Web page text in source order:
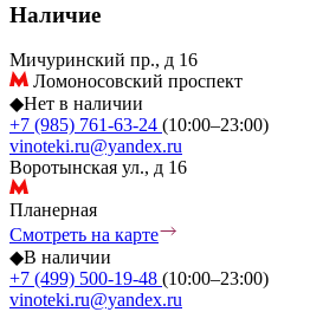
Наличие
Мичуринский пр., д 16
Ломоносовский проспект
◆Нет в наличии
+7 (985) 761-63-24 (10:00–23:00)
vinoteki.ru@yandex.ru
Воротынская ул., д 16
Планерная
Смотреть на карте
◆В наличии
+7 (499) 500-19-48 (10:00–23:00)
vinoteki.ru@yandex.ru